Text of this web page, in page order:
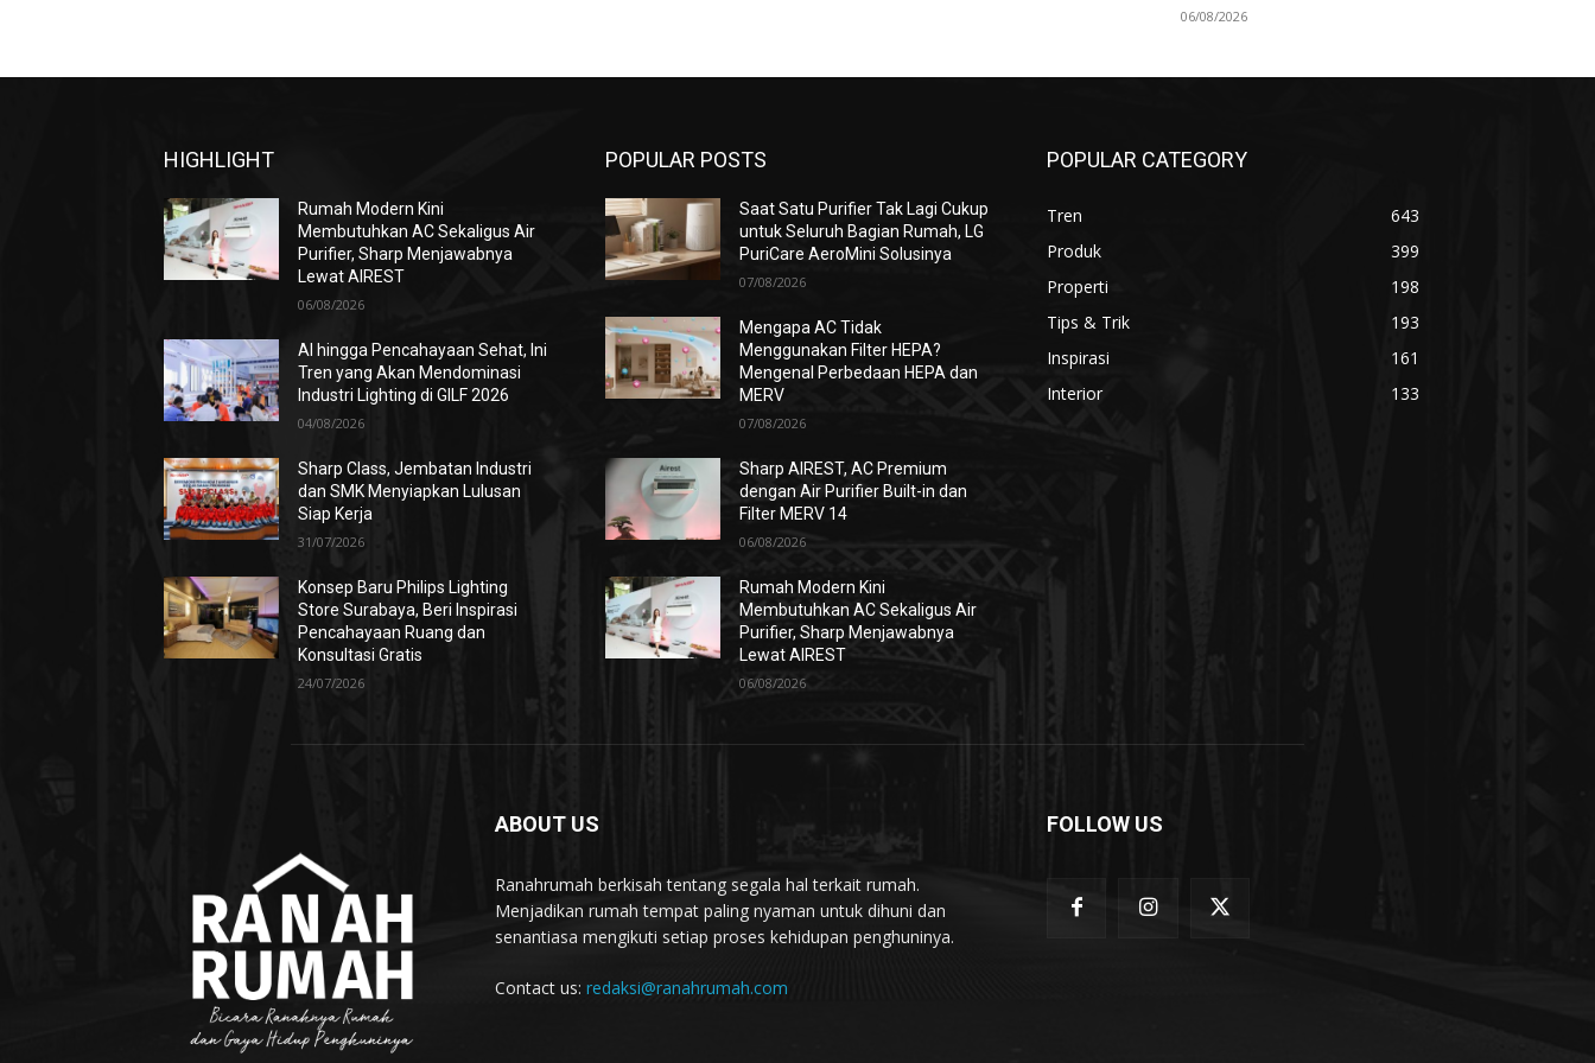
06/08/2026
HIGHLIGHT
Rumah Modern Kini
Membutuhkan AC Sekaligus Air
Purifier, Sharp Menjawabnya
Lewat AIREST
06/08/2026
AI hingga Pencahayaan Sehat, Ini
Tren yang Akan Mendominasi
Industri Lighting di GILF 2026
04/08/2026
Sharp Class, Jembatan Industri
dan SMK Menyiapkan Lulusan
Siap Kerja
31/07/2026
Konsep Baru Philips Lighting
Store Surabaya, Beri Inspirasi
Pencahayaan Ruang dan
Konsultasi Gratis
24/07/2026
POPULAR POSTS
Saat Satu Purifier Tak Lagi Cukup
untuk Seluruh Bagian Rumah, LG
PuriCare AeroMini Solusinya
07/08/2026
Mengapa AC Tidak
Menggunakan Filter HEPA?
Mengenal Perbedaan HEPA dan
MERV
07/08/2026
Sharp AIREST, AC Premium
dengan Air Purifier Built-in dan
Filter MERV 14
06/08/2026
Rumah Modern Kini
Membutuhkan AC Sekaligus Air
Purifier, Sharp Menjawabnya
Lewat AIREST
06/08/2026
POPULAR CATEGORY
Tren
643
Produk
399
Properti
198
Tips & Trik
193
Inspirasi
161
Interior
133
ABOUT US
Ranahrumah berkisah tentang segala hal terkait rumah.
Menjadikan rumah tempat paling nyaman untuk dihuni dan
senantiasa mengikuti setiap proses kehidupan penghuninya.
Contact us: redaksi@ranahrumah.com
FOLLOW US